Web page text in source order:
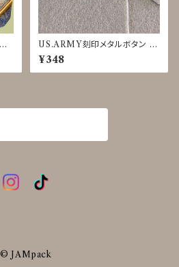
US.ARMY刻印メタルボタン 18
mm マットシルバー JDP-0015
¥348
© JAMpack